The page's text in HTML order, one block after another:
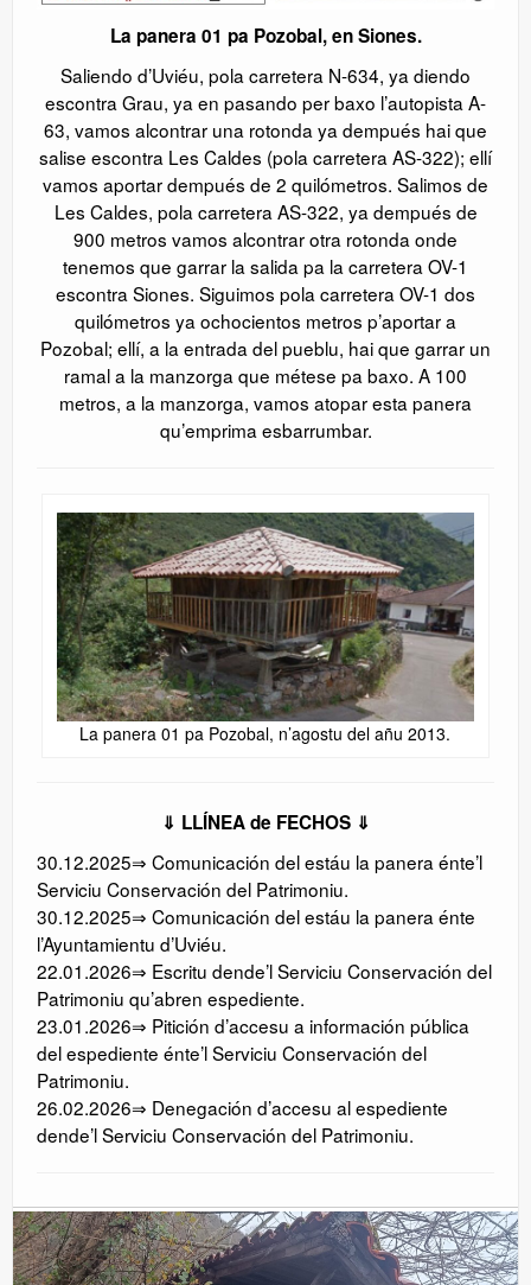
La panera 01 pa Pozobal, en Siones.
Saliendo d’Uviéu, pola carretera N-634, ya diendo
escontra Grau, ya en pasando per baxo l’autopista A-
63, vamos alcontrar una rotonda ya dempués hai que
salise escontra Les Caldes (pola carretera AS-322); ellí
vamos aportar dempués de 2 quilómetros. Salimos de
Les Caldes, pola carretera AS-322, ya dempués de
900 metros vamos alcontrar otra rotonda onde
tenemos que garrar la salida pa la carretera OV-1
escontra Siones. Siguimos pola carretera OV-1 dos
quilómetros ya ochocientos metros p’aportar a
Pozobal; ellí, a la entrada del pueblu, hai que garrar un
ramal a la manzorga que métese pa baxo. A 100
metros, a la manzorga, vamos atopar esta panera
qu’emprima esbarrumbar.
La panera 01 pa Pozobal, n’agostu del añu 2013.
⇓ LLÍNEA de FECHOS ⇓
30.12.2025⇒ Comunicación del estáu la panera énte’l
Serviciu Conservación del Patrimoniu.
30.12.2025⇒ Comunicación del estáu la panera énte
l’Ayuntamientu d’Uviéu.
22.01.2026⇒ Escritu dende’l Serviciu Conservación del
Patrimoniu qu’abren espediente.
23.01.2026⇒ Pitición d’accesu a información pública
del espediente énte’l Serviciu Conservación del
Patrimoniu.
26.02.2026⇒ Denegación d’accesu al espediente
dende’l Serviciu Conservación del Patrimoniu.